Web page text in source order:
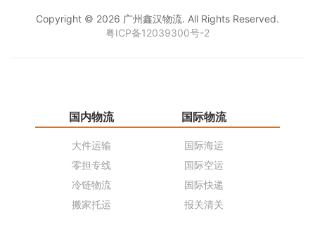
Copyright © 2026 广州鑫汉物流. All Rights Reserved.
粤ICP备12039300号-2
国内物流
大件运输
零担专线
冷链物流
搬家托运
国际物流
国际海运
国际空运
国际快递
报关清关